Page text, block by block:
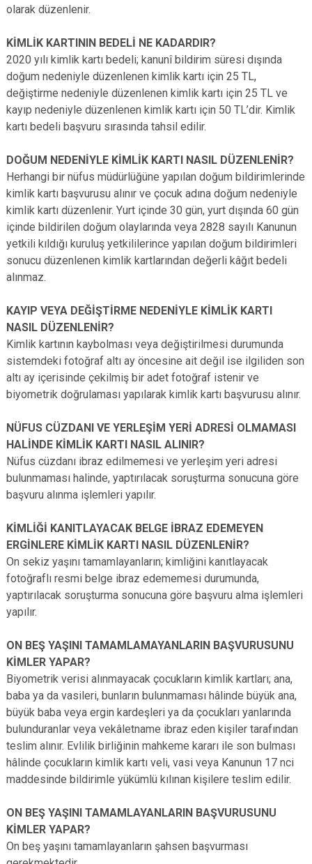
olarak düzenlenir.
KİMLİK KARTININ BEDELİ NE KADARDIR?
2020 yılı kimlik kartı bedeli; kanunî bildirim süresi dışında
doğum nedeniyle düzenlenen kimlik kartı için 25 TL,
değiştirme nedeniyle düzenlenen kimlik kartı için 25 TL ve
kayıp nedeniyle düzenlenen kimlik kartı için 50 TL’dir. Kimlik
kartı bedeli başvuru sırasında tahsil edilir.
DOĞUM NEDENİYLE KİMLİK KARTI NASIL DÜZENLENİR?
Herhangi bir nüfus müdürlüğüne yapılan doğum bildirimlerinde
kimlik kartı başvurusu alınır ve çocuk adına doğum nedeniyle
kimlik kartı düzenlenir. Yurt içinde 30 gün, yurt dışında 60 gün
içinde bildirilen doğum olaylarında veya 2828 sayılı Kanunun
yetkili kıldığı kuruluş yetkililerince yapılan doğum bildirimleri
sonucu düzenlenen kimlik kartlarından değerli kâğıt bedeli
alınmaz.
KAYIP VEYA DEĞİŞTİRME NEDENİYLE KİMLİK KARTI
NASIL DÜZENLENİR?
Kimlik kartının kaybolması veya değiştirilmesi durumunda
sistemdeki fotoğraf altı ay öncesine ait değil ise ilgiliden son
altı ay içerisinde çekilmiş bir adet fotoğraf istenir ve
biyometrik doğrulaması yapılarak kimlik kartı başvurusu alınır.
NÜFUS CÜZDANI VE YERLEŞİM YERİ ADRESİ OLMAMASI
HALİNDE KİMLİK KARTI NASIL ALINIR?
Nüfus cüzdanı ibraz edilmemesi ve yerleşim yeri adresi
bulunmaması halinde, yaptırılacak soruşturma sonucuna göre
başvuru alınma işlemleri yapılır.
KİMLİĞİ KANITLAYACAK BELGE İBRAZ EDEMEYEN
ERGİNLERE KİMLİK KARTI NASIL DÜZENLENİR?
On sekiz yaşını tamamlayanların; kimliğini kanıtlayacak
fotoğraflı resmi belge ibraz edememesi durumunda,
yaptırılacak soruşturma sonucuna göre başvuru alma işlemleri
yapılır.
ON BEŞ YAŞINI TAMAMLAMAYANLARIN BAŞVURUSUNU
KİMLER YAPAR?
Biyometrik verisi alınmayacak çocukların kimlik kartları; ana,
baba ya da vasileri, bunların bulunmaması hâlinde büyük ana,
büyük baba veya ergin kardeşleri ya da çocukları yanlarında
bulunduranlar veya vekâletname ibraz eden kişiler tarafından
teslim alınır. Evlilik birliğinin mahkeme kararı ile son bulması
hâlinde çocukların kimlik kartı veli, vasi veya Kanunun 17 nci
maddesinde bildirimle yükümlü kılınan kişilere teslim edilir.
ON BEŞ YAŞINI TAMAMLAYANLARIN BAŞVURUSUNU
KİMLER YAPAR?
On beş yaşını tamamlayanların şahsen başvurması